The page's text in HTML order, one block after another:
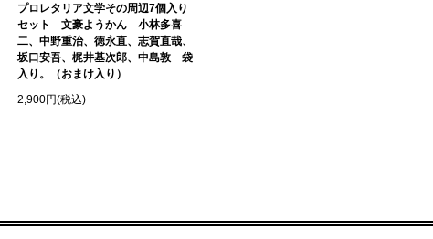
プロレタリア文学その周辺7個入り
セット 文豪ようかん 小林多喜
二、中野重治、徳永直、志賀直哉、
坂口安吾、梶井基次郎、中島敦 袋
入り。（おまけ入り）
2,900円(税込)